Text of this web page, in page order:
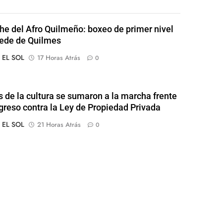
del Afro Quilmeño: boxeo de primer nivel
de Quilmes
SOL
17 Horas Atrás 0
de la cultura se sumaron a la marcha frente
contra la Ley de Propiedad Privada
SOL
21 Horas Atrás 0